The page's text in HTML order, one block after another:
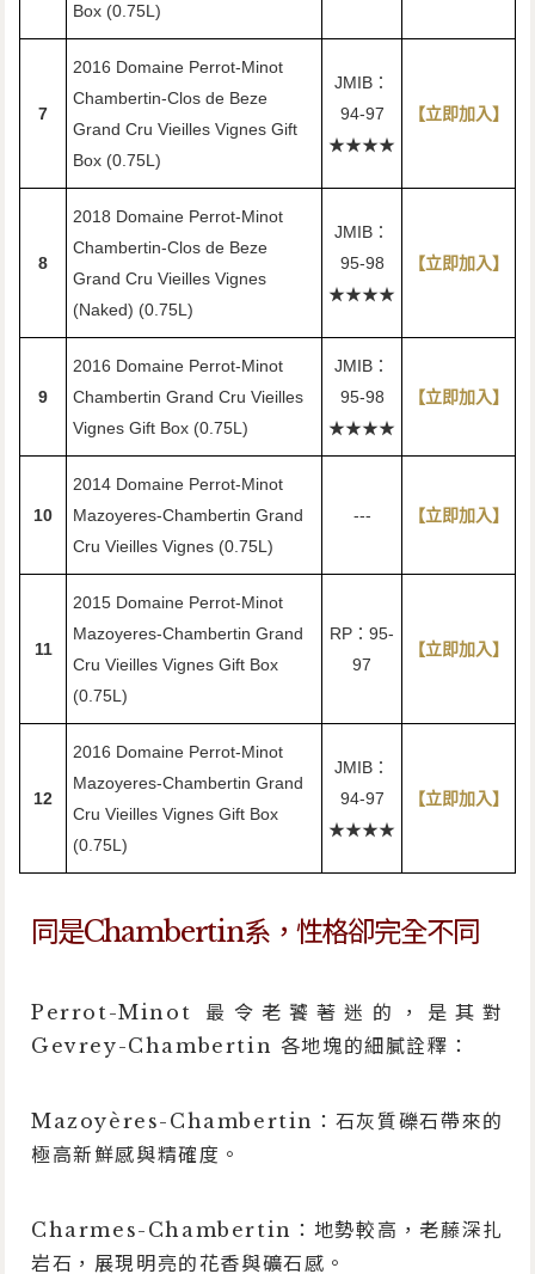
Box (0.75L)
7
2016 Domaine Perrot-Minot
Chambertin-Clos de Beze
Grand Cru Vieilles Vignes Gift
Box (0.75L)
JMIB：
94-97
★★★★
【立即加入】
8
2018 Domaine Perrot-Minot
Chambertin-Clos de Beze
Grand Cru Vieilles Vignes
(Naked) (0.75L)
JMIB：
95-98
★★★★
【立即加入】
9
2016 Domaine Perrot-Minot
Chambertin Grand Cru Vieilles
Vignes Gift Box (0.75L)
JMIB：
95-98
★★★★
【立即加入】
10
2014 Domaine Perrot-Minot
Mazoyeres-Chambertin Grand
Cru Vieilles Vignes (0.75L)
--- 【立即加入】
11
2015 Domaine Perrot-Minot
Mazoyeres-Chambertin Grand
Cru Vieilles Vignes Gift Box
(0.75L)
RP：95-
97
【立即加入】
12
2016 Domaine Perrot-Minot
Mazoyeres-Chambertin Grand
Cru Vieilles Vignes Gift Box
(0.75L)
JMIB：
94-97
★★★★
【立即加入】
同是Chambertin系，性格卻完全不同
Perrot-Minot 最令老饕著迷的，是其對
Gevrey-Chambertin 各地塊的細膩詮釋：
Mazoyères-Chambertin：石灰質礫石帶來的
極高新鮮感與精確度。
Charmes-Chambertin：地勢較高，老藤深扎
岩石，展現明亮的花香與礦石感。